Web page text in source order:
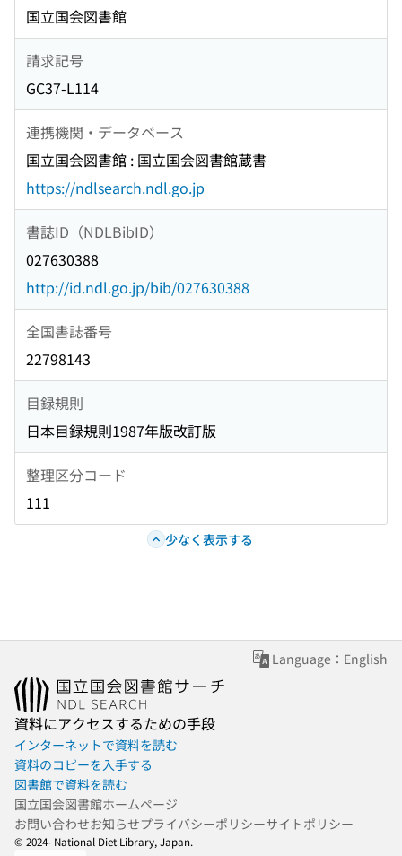
国立国会図書館
請求記号
GC37-L114
連携機関・データベース
国立国会図書館 : 国立国会図書館蔵書
https://ndlsearch.ndl.go.jp
書誌ID（NDLBibID）
027630388
http://id.ndl.go.jp/bib/027630388
全国書誌番号
22798143
目録規則
日本目録規則1987年版改訂版
整理区分コード
111
少なく表示する
Language：English
資料にアクセスするための手段
インターネットで資料を読む
資料のコピーを入手する
図書館で資料を読む
国立国会図書館ホームページ
お問い合わせお知らせプライバシーポリシーサイトポリシー
© 2024- National Diet Library, Japan.